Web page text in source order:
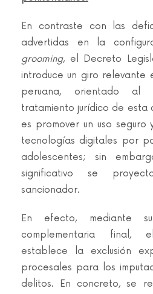
En contraste con las
advertidas en la
grooming, el Decreto
introduce un giro relevante
peruana, orientado al
tratamiento jurídico de esta
es promover un uso
tecnologías digitales por
adolescentes; sin
significativo se
sancionador.
En efecto, mediante
complementaria final,
establece la exclusión
procesales para los
delitos. En concreto, se